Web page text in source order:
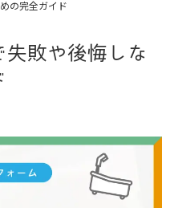
の完全ガイド
失敗や後悔しな